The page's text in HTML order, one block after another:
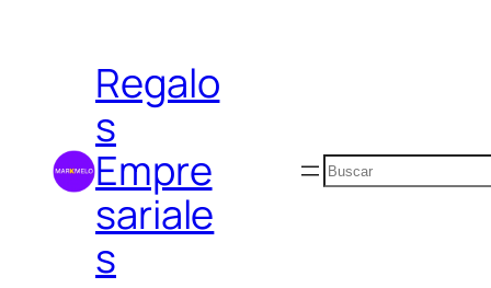
contenidoRegalo
s
Empre
sariale
s
Buscar